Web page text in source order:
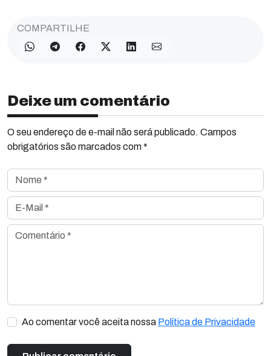
COMPARTILHE
Deixe um comentário
O seu endereço de e-mail não será publicado. Campos
obrigatórios são marcados com *
Nome *
E-Mail *
Comentário *
Ao comentar você aceita nossa Política de Privacidade